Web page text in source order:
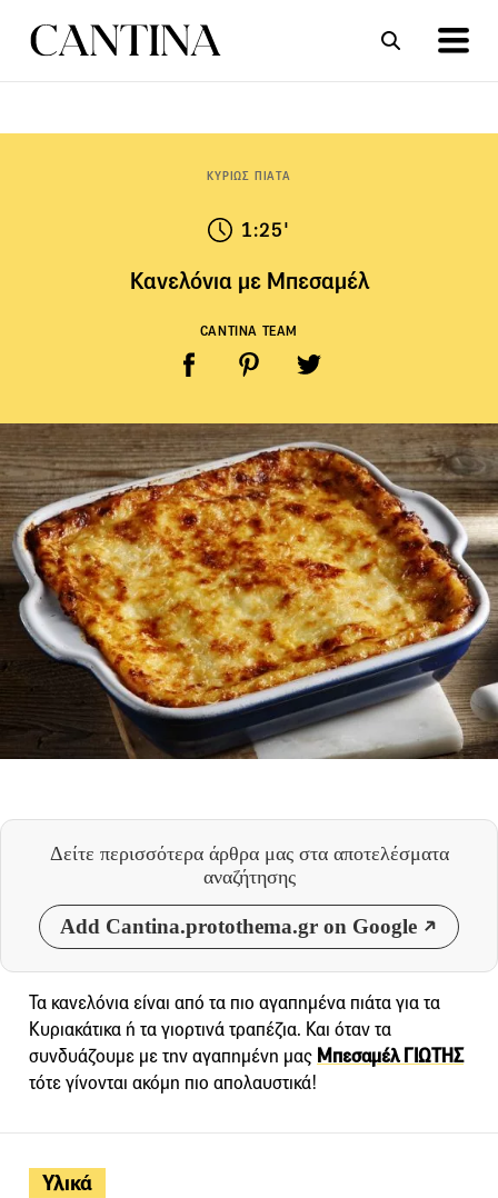
ΚΥΡΙΩΣ ΠΙΑΤΑ
1:25'
Κανελόνια με Μπεσαμέλ
CANTINA TEAM
Δείτε περισσότερα άρθρα μας στα αποτελέσματα
αναζήτησης
Add Cantina.protothema.gr on Google
Υλικά
Τα κανελόνια είναι από τα πιο αγαπημένα πιάτα για τα
Κυριακάτικα ή τα γιορτινά τραπέζια. Και όταν τα
συνδυάζουμε με την αγαπημένη μας Μπεσαμέλ ΓΙΩΤΗΣ
τότε γίνονται ακόμη πιο απολαυστικά!